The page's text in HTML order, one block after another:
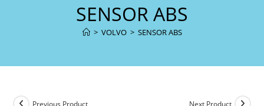
SENSOR ABS
> VOLVO > SENSOR ABS
Previous Product Next Product